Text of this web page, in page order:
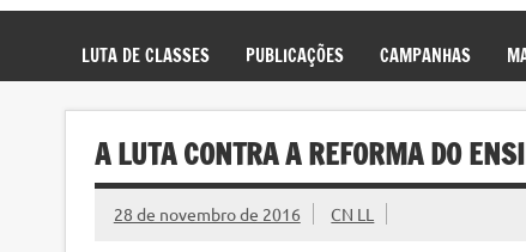
LUTA DE CLASSES PUBLICAÇÕES CAMPANHAS
A LUTA CONTRA A REFORMA DO
28 de novembro de 2016 CN LL